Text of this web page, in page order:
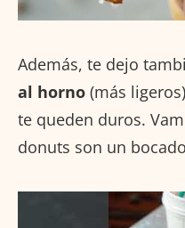
Además, te dejo
al horno (más
te queden duros.
donuts son un bocado